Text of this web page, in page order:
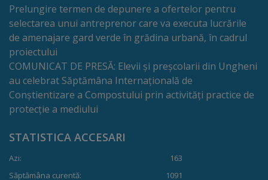
spațiu
verde
Educație
Instituții
Prelungire termen de depunere a ofertelor pentru
selectarea unui antreprenor care va executa lucrările
de amenajare gard verde în grădina urbană, în cadrul
proiectului
COMUNICAT DE PRESĂ: Elevii și preșcolarii din Ungheni
au celebrat Săptămâna Internațională de
Conștientizare a Compostului prin activități practice de
protecție a mediului
STATISTICA ACCESARI
Azi:
163
Săptămâna curentă:
1091